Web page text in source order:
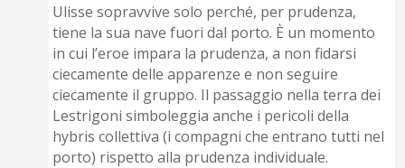
Ulisse sopravvive solo perché, per prudenza,
tiene la sua nave fuori dal porto. È un momento
in cui l’eroe impara la prudenza, a non fidarsi
ciecamente delle apparenze e non seguire
ciecamente il gruppo. Il passaggio nella terra dei
Lestrigoni simboleggia anche i pericoli della
hybris collettiva (i compagni che entrano tutti nel
porto) rispetto alla prudenza individuale.